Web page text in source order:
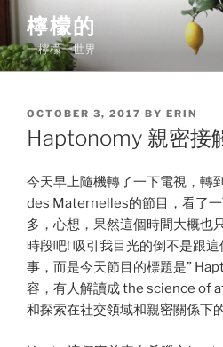
content
檸檬的
一檸檬一世界
POSTED
ON
OCTOBER 3, 2017 BY ERIN
Haptonomy 親密接
今天早上隨機轉了一下電視，轉
des Maternelles的節目，看了
多，心想，果然這個時間大概也
時段吧! 吸引我目光的倒不是跟
事，而是今天節目的標題是”
容，有人解讀成 the science of
和探索在社交領域和親密關係下